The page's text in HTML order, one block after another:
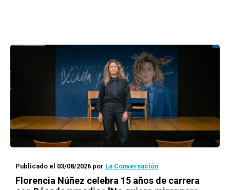
Publicado el 03/08/2026 por La Conversación
Florencia Núñez celebra 15 años de carrera